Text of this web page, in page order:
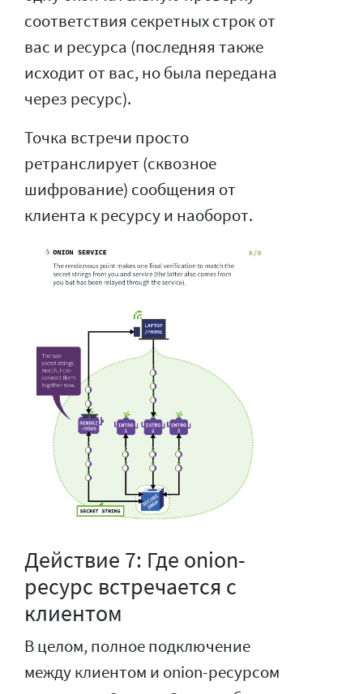
соответствия секретных строк от
вас и ресурса (последняя также
исходит от вас, но была передана
через ресурс).
Точка встречи просто
ретранслирует (сквозное
шифрование) сообщения от
клиента к ресурсу и наоборот.
Действие 7: Где onion-
ресурс встречается с
клиентом
В целом, полное подключение
между клиентом и onion-ресурсом